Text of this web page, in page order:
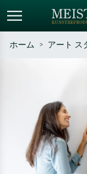
作家名・作品名・ス
– 例：モネ、星月夜
斎の波、ヌー
ホーム アート ス